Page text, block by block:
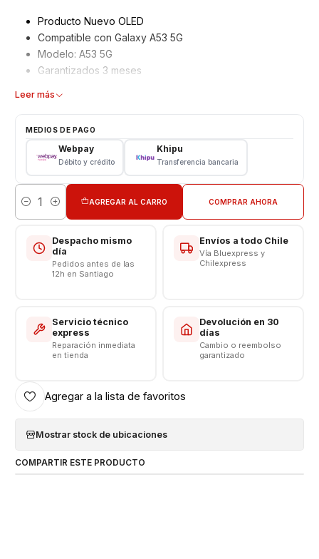
Producto Nuevo OLED
Compatible con Galaxy A53 5G
Modelo: A53 5G
Garantizados 3 meses
Características
Modelo: A53 5G
VALOR INCLUYE INSTALACIÓN EN TIENDA
Leer más
MEDIOS DE PAGO
Webpay
Débito y crédito
Khipu
Transferencia bancaria
Cantidad
AGREGAR AL CARRO COMPRAR AHORA
Despacho mismo
día
Pedidos antes de las
12h en Santiago
Envíos a todo Chile
Vía Bluexpress y
Chilexpress
Servicio técnico
express
Reparación inmediata
en tienda
Devolución en 30
días
Cambio o reembolso
garantizado
Agregar a la lista de favoritos
Mostrar stock de ubicaciones
COMPARTIR ESTE PRODUCTO